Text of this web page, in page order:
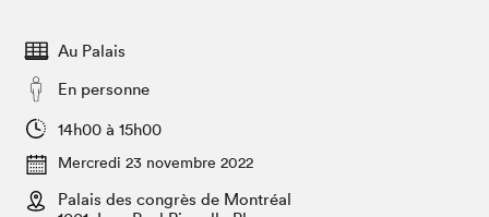
Espace médias
Espace exposant⋅e⋅s
Club de lecture Braindate
Nous connaître
Projets partenaires 2022
Archives
Au Palais
En personne
14h00 à 15h00
Mercredi 23 novembre 2022
Palais des congrès de Montréal